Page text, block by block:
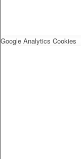
Google Analytics Cookies